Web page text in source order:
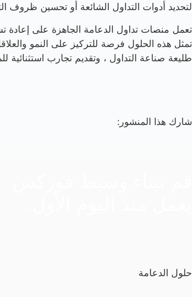
لتحديد أدوات التداول الشائعة أو تحسين ظروف
تعمل منصات تداول الدعامة الجاهزة على إعادة
طليعة صناعة التداول ، وتقديم تجارب استثنائية
شارك هذا المنشور:
حلول الدعامة